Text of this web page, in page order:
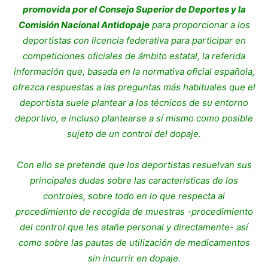
promovida por el Consejo Superior de Deportes y la
Comisión Nacional Antidopajepara proporcionar a los
deportistas con licencia federativa para participar en
competiciones oficiales de ámbito estatal, la referida
información que, basada en la normativa oficial española,
ofrezca respuestas a las preguntas más habituales que el
deportista suele plantear a los técnicos de su entorno
deportivo, e incluso plantearse a sí mismo como posible
sujeto de un control del dopaje.
Con ello se pretende que los deportistas resuelvan sus
principales dudas sobre las características de los
controles, sobre todo en lo que respecta al
procedimiento de recogida de muestras -procedimiento
del control que les atañe personal y directamente- así
como sobre las pautas de utilización de medicamentos
sin incurrir en dopaje.